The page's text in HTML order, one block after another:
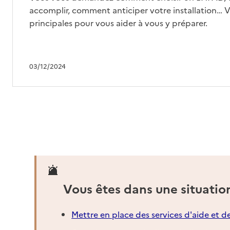
Source des données : Finess n° 090781535
Mis à jour le : 03/01/2025
Adresse
Place du Breilh
Voir les prix et prestations
Source des données : Finess n° 090782707
Mis à jour le : 26/06/2026
03/12/2024
accomplir, comment anticiper votre installation…
principales pour vous aider à vous y préparer.
Vous êtes dans une
Mettre en place des services d'aide et